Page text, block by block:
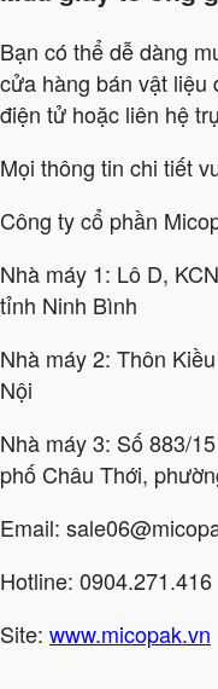
Bạn có thể dễ dàng
cửa hàng bán vật liệu
điện tử hoặc liên hệ
Mọi thông tin chi tiết
Công ty cổ phần
Nhà máy 1: Lô D,
tỉnh Ninh Bình
Nhà máy 2: Thôn
Nội
Nhà máy 3: Số 883/
phố Châu Thới,
Email:
Hotline: 0904.271.416
Site: www.micopak.vn